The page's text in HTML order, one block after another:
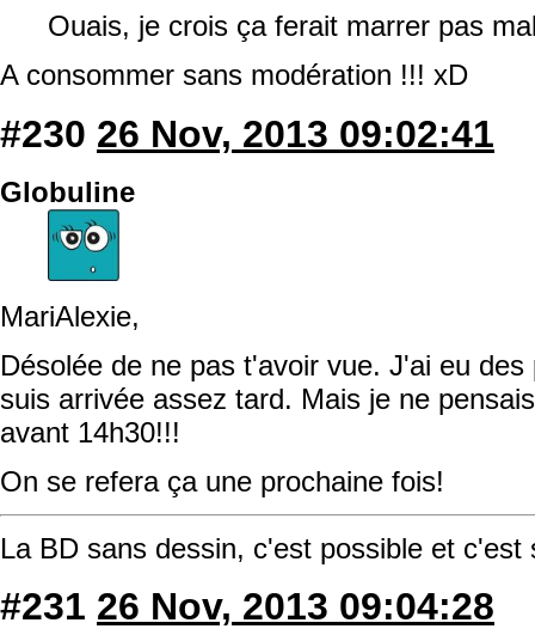
Ouais, je crois ça ferait marrer pas
A consommer sans modération !!! xD
#230 26 Nov, 2013 09:02:41
Globuline
MariAlexie,
Désolée de ne pas t'avoir vue. J'ai eu
suis arrivée assez tard. Mais je ne
avant 14h30!!!
On se refera ça une prochaine fois!
La BD sans dessin, c'est possible et
#231 26 Nov, 2013 09:04:28